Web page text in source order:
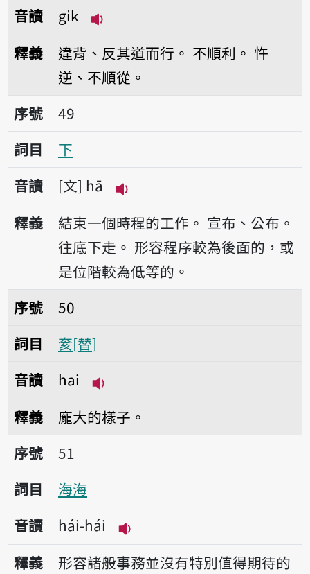
音讀
gi̍k
釋義 違背、反其道而行。 不順利。 忤
逆、不順從。
序號49下
序號
49
詞目
下
音讀
文 hā
播放音讀hā
釋義 結束一個時程的工作。 宣布、公布。
往底下走。 形容程序較為後面的，或
是位階較為低等的。
序號50奒
序號
50
詞目
奒 替
音讀
hai
釋義
龐大的樣子。
序號51海海
序號
51
詞目
海海
音讀
hái-hái
播放音讀hái-hái
釋義
形容諸般事務並沒有特別值得期待的